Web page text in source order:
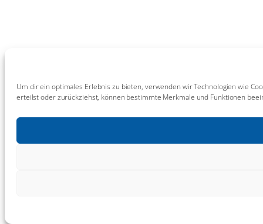
Um dir ein optimales Erlebnis zu bieten, verwenden wir Technologien wie
erteilst oder zurückziehst, können bestimmte Merkmale und Funktionen